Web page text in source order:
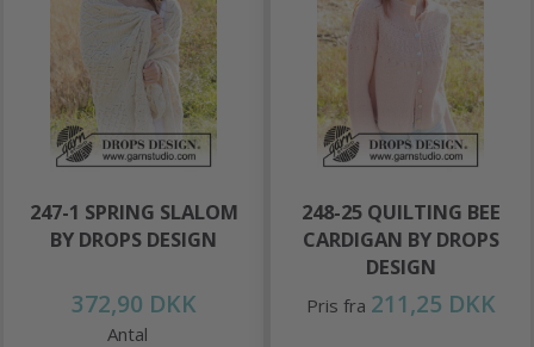
247-1 SPRING SLALOM
BY DROPS DESIGN
372,90 DKK
Antal
248-25 QUILTING BEE
CARDIGAN BY DROPS
DESIGN
Pris fra 211,25 DKK